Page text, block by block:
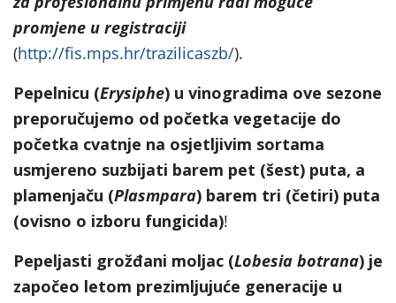
promjene u registraciji
(http://fis.mps.hr/trazilicaszb/).
Pepelnicu (Erysiphe) u vinogradima ove sezone
preporučujemo od početka vegetacije do
početka cvatnje na osjetljivim sortama
usmjereno suzbijati barem pet (šest) puta, a
plamenjaču (Plasmpara) barem tri (četiri) puta
(ovisno o izboru fungicida)!
Pepeljasti grožđani moljac (Lobesia botrana) je
započeo letom prezimljujuće generacije u